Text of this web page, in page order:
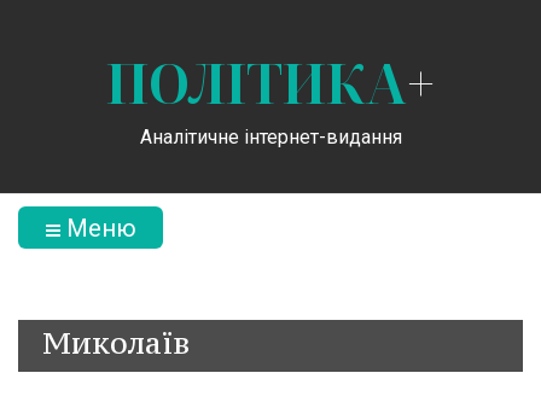
ПОЛІТИКА+
Аналітичне інтернет-видання
Меню
Миколаїв